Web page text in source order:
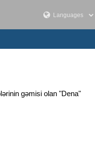
gəmisi olan "Dena"